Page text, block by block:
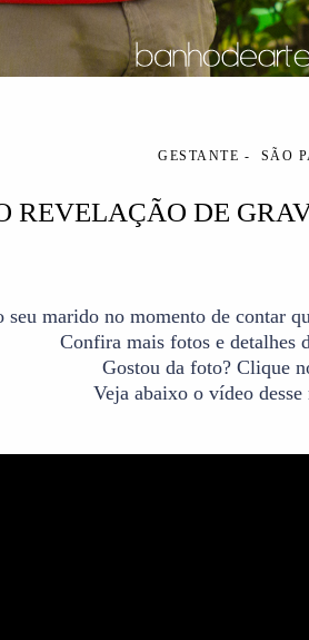
GESTANTE SÃO
REVELAÇÃO DE
seu marido no momento de contar
Confira mais fotos e detalhes
Gostou da foto? Clique
Veja abaixo o vídeo